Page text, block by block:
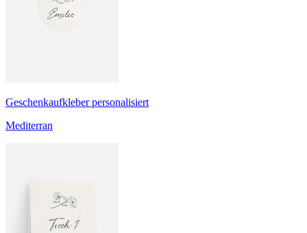
Geschenkaufkleber personalisiert
Mediterran